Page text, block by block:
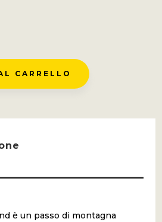
CARRELLO
è un passo di montagna